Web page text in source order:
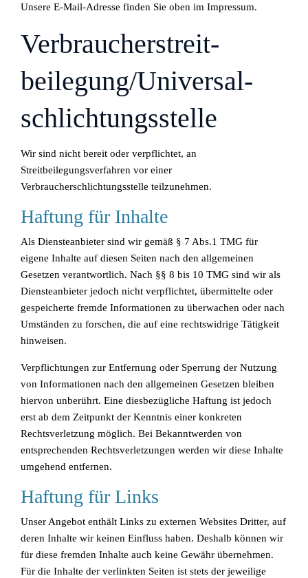
Unsere E-Mail-Adresse finden Sie oben im Impressum.
Verbraucher­streit­
beilegung/Universal­
schlichtungs­stelle
Wir sind nicht bereit oder verpflichtet, an
Streitbeilegungsverfahren vor einer
Verbraucherschlichtungsstelle teilzunehmen.
Haftung für Inhalte
Als Diensteanbieter sind wir gemäß § 7 Abs.1 TMG für
eigene Inhalte auf diesen Seiten nach den allgemeinen
Gesetzen verantwortlich. Nach §§ 8 bis 10 TMG sind wir als
Diensteanbieter jedoch nicht verpflichtet, übermittelte oder
gespeicherte fremde Informationen zu überwachen oder nach
Umständen zu forschen, die auf eine rechtswidrige Tätigkeit
hinweisen.
Verpflichtungen zur Entfernung oder Sperrung der Nutzung
von Informationen nach den allgemeinen Gesetzen bleiben
hiervon unberührt. Eine diesbezügliche Haftung ist jedoch
erst ab dem Zeitpunkt der Kenntnis einer konkreten
Rechtsverletzung möglich. Bei Bekanntwerden von
entsprechenden Rechtsverletzungen werden wir diese Inhalte
umgehend entfernen.
Haftung für Links
Unser Angebot enthält Links zu externen Websites Dritter, auf
deren Inhalte wir keinen Einfluss haben. Deshalb können wir
für diese fremden Inhalte auch keine Gewähr übernehmen.
Für die Inhalte der verlinkten Seiten ist stets der jeweilige